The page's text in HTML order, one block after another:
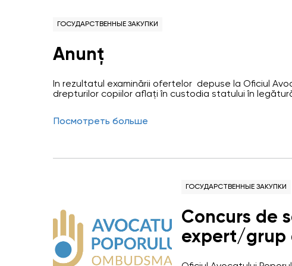
ГОСУДАРСТВЕННЫЕ ЗАКУПКИ
Anunț
În rezultatul examinării ofertelor depuse la Oficiul
drepturilor copiilor aflați în custodia statului în
Посмотреть больше
ГОСУДАРСТВЕННЫЕ ЗАКУПКИ
Concurs de
expert/grup
continuare